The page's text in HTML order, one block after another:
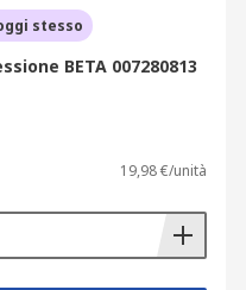
stesso
BETA 007280813
19,98 €/unità